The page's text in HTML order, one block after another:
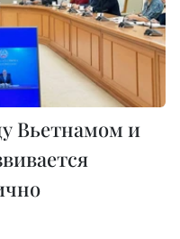
Вьетнамом и